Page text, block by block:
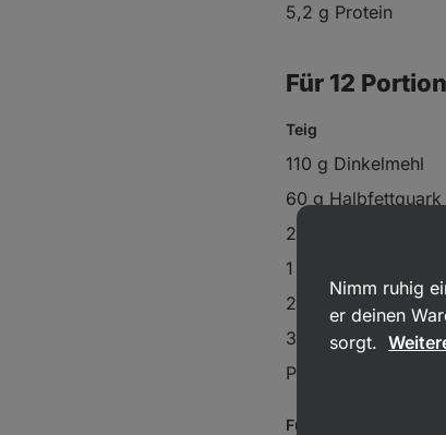
5,2 g Protein
Für 12
Teig
110 g Dinkelmehl
60 g Halbfettquark
2 Esslöffel Milch
1 Esslöffel
2 Teelöffel
3 Esslöffel Erythrit
Prise
Füllung
Nimm ruhig
er deinen
sorgt.